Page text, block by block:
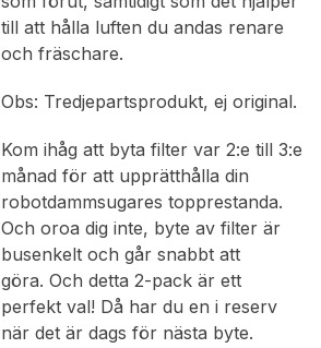
till att hålla luften du andas renare
och fräschare.
Obs: Tredjepartsprodukt, ej original.
Kom ihåg att byta filter var 2:e till 3:e
månad för att upprätthålla din
robotdammsugares topprestanda.
Och oroa dig inte, byte av filter är
busenkelt och går snabbt att
göra. Och detta 2-pack är ett
perfekt val! Då har du en i reserv
när det är dags för nästa byte.